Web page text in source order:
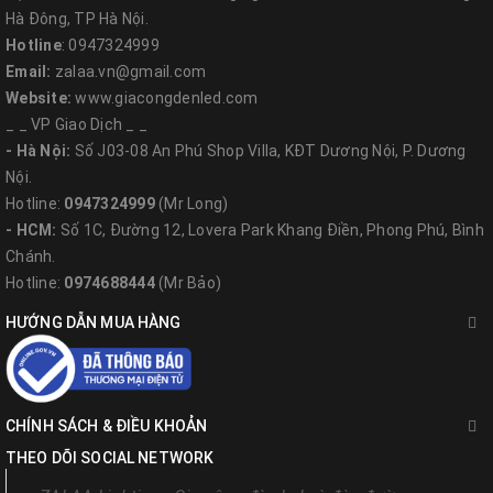
+ IP65-67; IK08; Class 1
- Tấm Pin năng lượng mặt trời * 2 tấm
+ Dòng điện mở: 21,4V
+ Điện áp ngắn mạch: 7,47A
+ Điện áp tối đa: 18V
+ Dòng điện tối đa: 8,33A
+ Điện áp hệ thống tối đa: 715V
-Bộ sạc Controller tiết giảm công suất thông minh.
+ Sử dụng tiết giảm công suất, diming thông minh, 3-5 cấp công
suất
+ Bảo hành 5 năm
Bộ lưu trữ Pin LiFePo4 mới (~12.8V-120Ah)
- Cam kết 100% sử dụng Pin mới, tuổi thọ 5-7 năm, bảo hành 24
tháng
Bộ điều khiển thông minh sử dụng song song điện lưới và
Hà Đông, TP Hà Nội.
Hotline: 0947324999
Email: zalaa.vn@gmail.com
Website:www.giacongdenled.com
_ _ VP Giao Dịch _ _
- Hà Nội: Số J03-08 An Phú Shop Villa, KĐT Dương Nội, P. Dương
Nội.
Hotline: 0947324999(Mr Long)
- HCM: Số 1C, Đường 12, Lovera Park Khang Điền, Phong Phú, Bình
Chánh.
Hotline: 0974688444(Mr Bảo)
HƯỚNG DẪN MUA HÀNG
CHÍNH SÁCH & ĐIỀU KHOẢN
THEO DÕI SOCIAL NETWORK